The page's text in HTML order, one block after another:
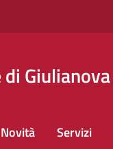
di Giulianova
Novità Servizi